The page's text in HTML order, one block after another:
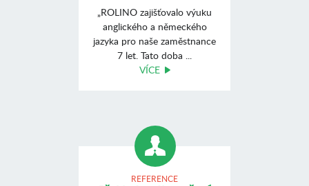
„ROLINO zajišťovalo výuku
anglického a německého
jazyka pro naše zaměstnance
7 let. Tato doba ...
VÍCE
REFERENCE